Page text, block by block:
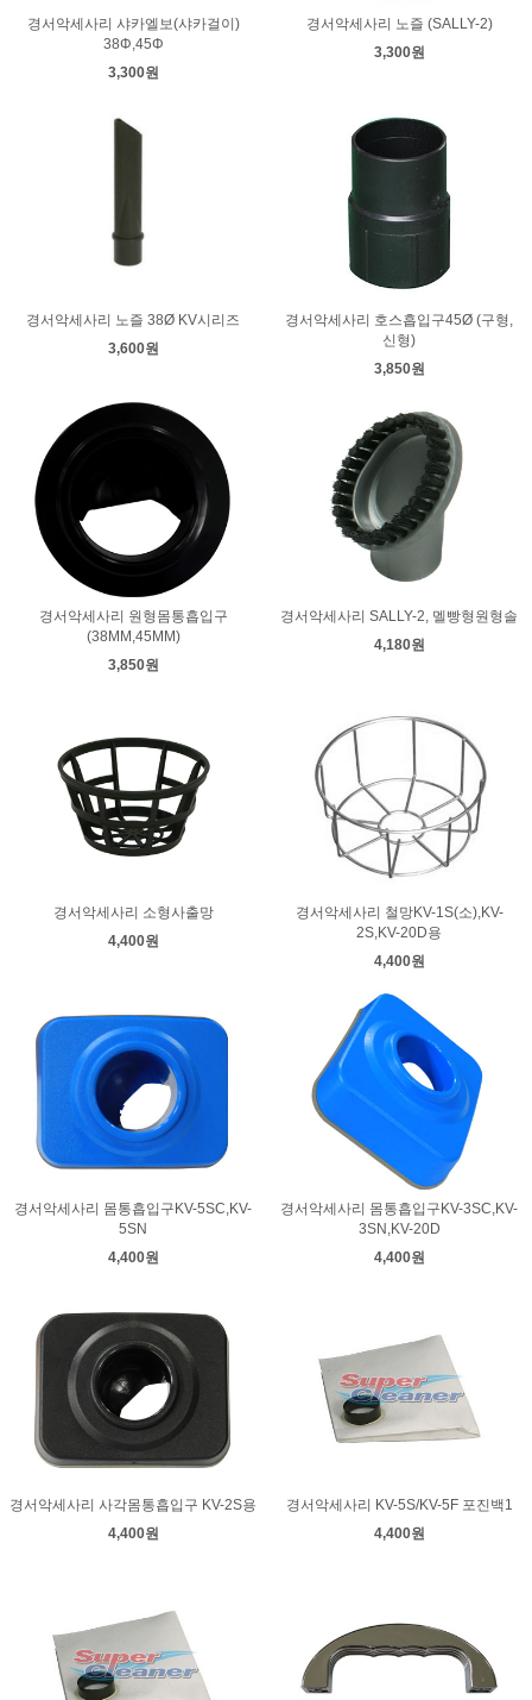
경서악세사리 샤카엘보(샤카걸이)
38Φ,45Φ
3,300원
경서악세사리 노즐 (SALLY-2)
3,300원
경서악세사리 노즐 38Ø KV시리즈
3,600원
경서악세사리 호스흡입구45Ø (구형,
신형)
3,850원
경서악세사리 원형몸통흡입구
(38MM,45MM)
3,850원
경서악세사리 SALLY-2, 멜빵형원형솔
4,180원
경서악세사리 소형사출망
4,400원
경서악세사리 철망KV-1S(소),KV-
2S,KV-20D용
4,400원
경서악세사리 몸통흡입구KV-5SC,KV-
5SN
4,400원
경서악세사리 몸통흡입구KV-3SC,KV-
3SN,KV-20D
4,400원
경서악세사리 사각몸통흡입구 KV-2S용
4,400원
경서악세사리 KV-5S/KV-5F 포진백1
4,400원